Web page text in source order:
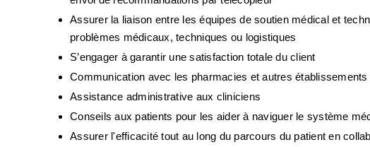
Assurer la liaison entre les équipes de soutien médical et
problèmes médicaux, techniques ou logistiques
S’engager à garantir une satisfaction totale du client
Communication avec les pharmacies et autres
Assistance administrative aux cliniciens
Conseils aux patients pour les aider à naviguer le système
Assurer l'efficacité tout au long du parcours du patient en